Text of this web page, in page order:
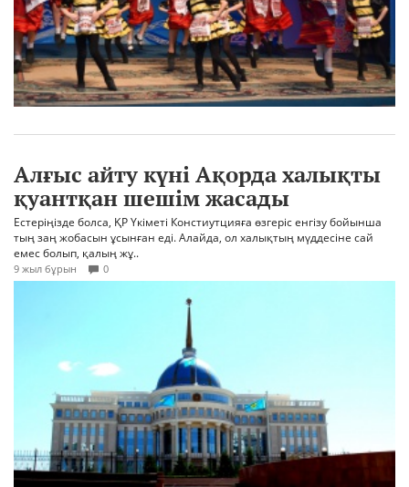
Алғыс айту күні Ақорда халықты
қуантқан шешім жасады
Естеріңізде болса, ҚР Үкіметі Констиутцияға өзгеріс енгізу бойынша
тың заң жобасын ұсынған еді. Алайда, ол халықтың мүддесіне сай
емес болып, қалың жұ..
9 жыл бұрын 0